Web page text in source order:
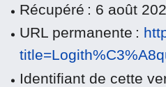
Récupéré : 6 août
URL permanente :
Identifiant de cette